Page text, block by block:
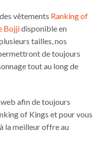
vêtements Ranking of
Bojjidisponible en
tailles, nos
de toujours
tout au long de
afin de toujours
of Kings et pour vous
la meilleur offre au